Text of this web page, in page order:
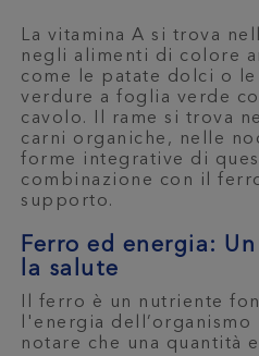
La vitamina A si trova
negli alimenti di colore
come le patate dolci o
verdure a foglia verde
cavolo. Il rame si trova
carni organiche, nelle
forme integrative di
combinazione con il
supporto.
Ferro ed energia:
la salute
Il ferro è un nutriente
l'energia dell’organismo
notare che una quantità